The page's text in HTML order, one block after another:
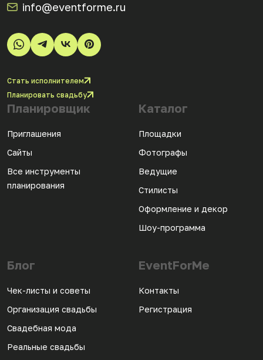
info@eventforme.ru
Стать исполнителем
Планировать свадьбу
Планировщик
Приглашения
Сайты
Все инструменты
планирования
Каталог
Площадки
Фотографы
Ведущие
Стилисты
Оформление и декор
Шоу-программа
Блог
Чек-листы и советы
Организация свадьбы
Свадебная мода
Реальные свадьбы
EventForMe
Контакты
Регистрация